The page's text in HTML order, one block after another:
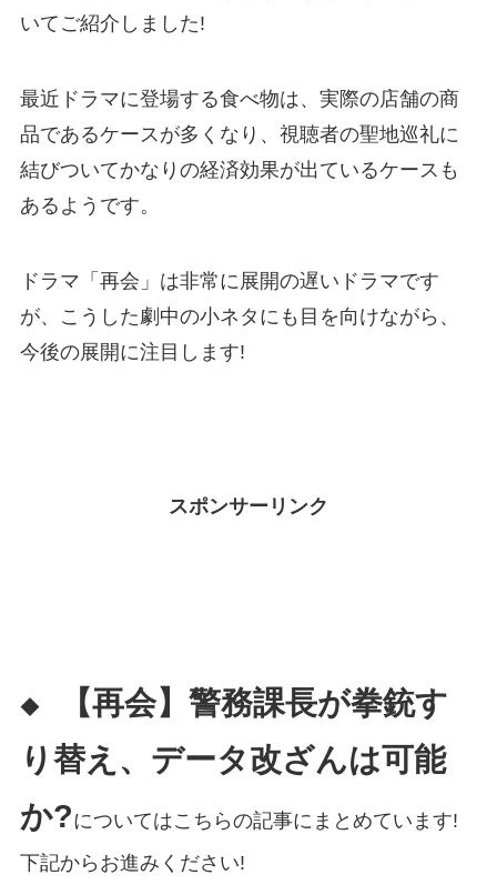
いてご紹介しました!
最近ドラマに登場する食べ物は、実際の店舗の商
品であるケースが多くなり、視聴者の聖地巡礼に
結びついてかなりの経済効果が出ているケースも
あるようです。
ドラマ「再会」は非常に展開の遅いドラマです
が、こうした劇中の小ネタにも目を向けながら、
今後の展開に注目します!
スポンサーリンク
◆
【再会】警務課長が拳銃す
り替え、データ改ざんは可能
か?についてはこちらの記事にまとめています!
下記からお進みください!